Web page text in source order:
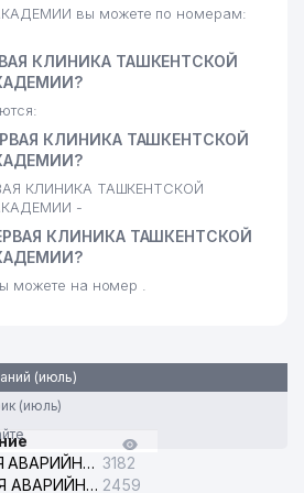
ООО
МЕДИЦИНСКИЙ
683 м
ЦЕНТР
ООО
ЦЕНТР
И
ИИ
вы можете по номерам:
КЛИНИКА ТАШКЕНТСКОЙ
КЛИНИКА ТАШКЕНТСКОЙ
КЛИНИКА ТАШКЕНТСКОЙ
-
КЛИНИКА ТАШКЕНТСКОЙ
можете на номер .
(июль)
(июль)
ЯШНАБАДСКАЯ АВАРИЙНАЯ СЛУЖБА ЭЛЕКТРОСЕТИ 3182
ЧИЛАНЗАРСКАЯ АВАРИЙНАЯ СЛУЖБА ЭЛЕКТРОСЕТИ 2459